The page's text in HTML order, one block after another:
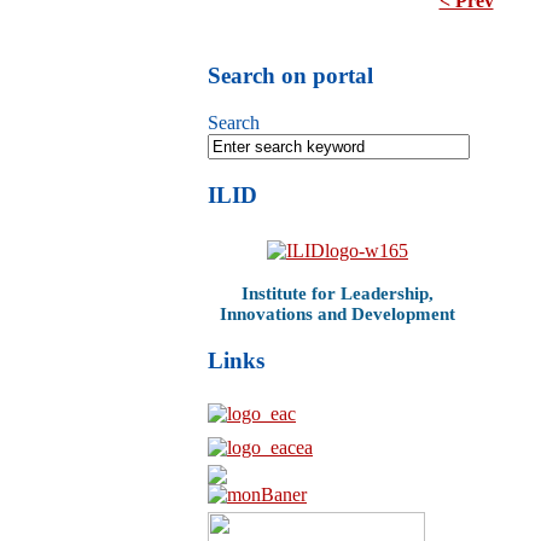
Search on portal
Search
ILID
Institute for Leadership,
Innovations and Development
Links